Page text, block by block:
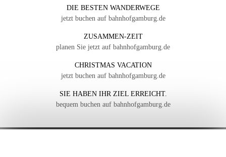
DIE BESTEN WANDERWEGE
jetzt buchen auf bahnhofgamburg.de
ZUSAMMEN-ZEIT
planen Sie jetzt auf bahnhofgamburg.de
CHRISTMAS VACATION
jetzt buchen auf bahnhofgamburg.de
SIE HABEN IHR ZIEL ERREICHT.
bequem buchen auf bahnhofgamburg.de